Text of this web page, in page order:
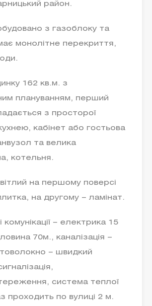
район.
з газоблоку та
монолітне перекриття,
162 кв.м. з
плануванням, перший
з просторої
кухнею, кабінет або гостьова
та велика
котельня.
на першому поверсі
на другому – ламінат.
комунікації – електрика 15
70м., каналізація –
– швидкий
система теплої
проходить по вулиці 2 м.